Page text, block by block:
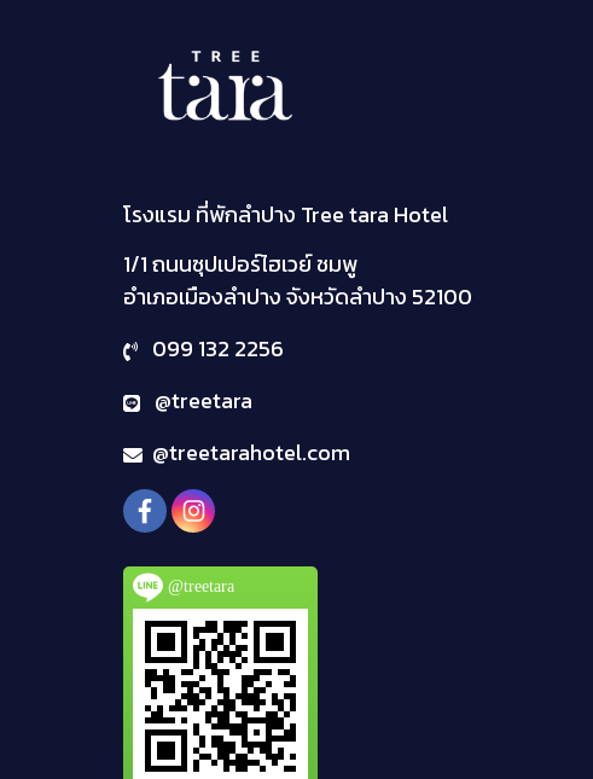
โรงแรม ที่พักลำปาง Tree tara Hotel
1/1 ถนนซุปเปอร์ไฮเวย์ ชมพู
อำเภอเมืองลำปาง จังหวัดลำปาง 52100
099 132 2256
@treetara
@treetarahotel.com
@treetara